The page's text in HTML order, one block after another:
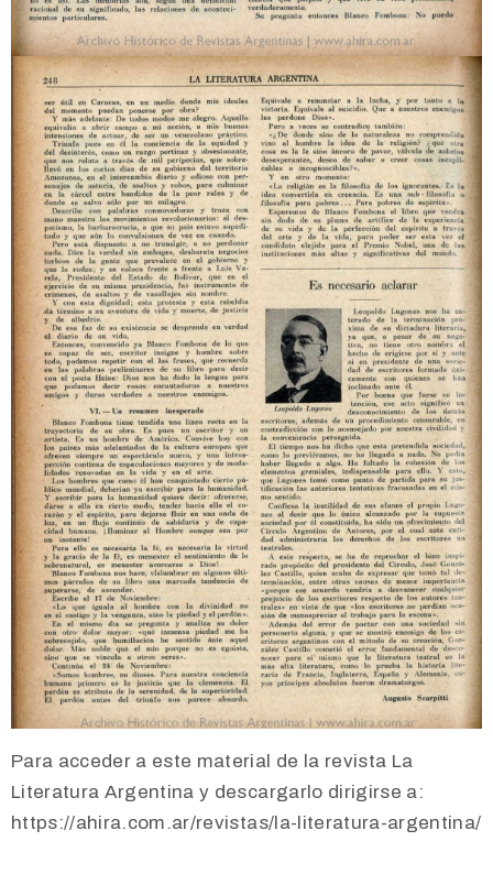
Para acceder a este material de la revista La
Literatura Argentina y descargarlo dirigirse a:
https://ahira.com.ar/revistas/la-literatura-argentina/